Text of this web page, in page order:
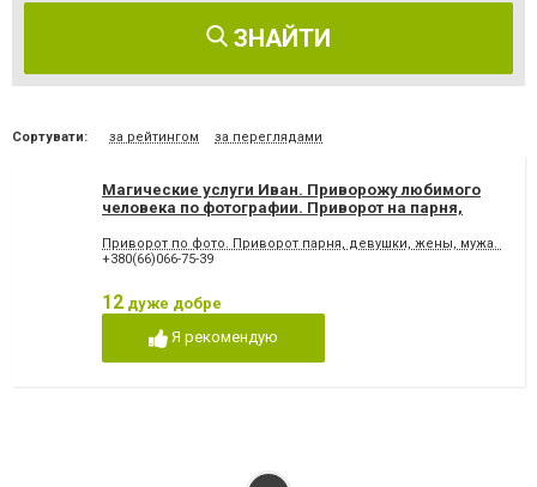
ЗНАЙТИ
Сортувати: за рейтингом за переглядами
Магические услуги Иван. Приворожу любимого
человека по фотографии. Приворот на парня,
Приворот по фото. Приворот парня, девушки, жены, мужа.
+380(66)066-75-39
12 дуже добре
Я рекомендую